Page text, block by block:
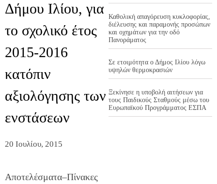
Δήμου Ιλίου, για
το σχολικό έτος
2015-2016
κατόπιν
αξιολόγησης των
ενστάσεων
20 Ιουλίου, 2015
Αποτελέσματα–Πίνακες
Καθολική απαγόρευση κυκλοφορίας,
διέλευσης και παραμονής προσώπων
και οχημάτων για την οδό
Πανοράματος
Σε ετοιμότητα ο Δήμος Ιλίου λόγω
υψηλών θερμοκρασιών
Ξεκίνησε η υποβολή αιτήσεων για
τους Παιδικούς Σταθμούς μέσω του
Ευρωπαϊκού Προγράμματος ΕΣΠΑ